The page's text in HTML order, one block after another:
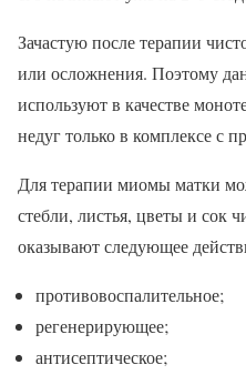
Зачастую после терапии
или осложнения. Поэтому
используют в качестве
недуг только в комплексе с
Для терапии миомы матки
стебли, листья, цветы и сок
оказывают следующее
противовоспалительное;
регенерирующее;
антисептическое;